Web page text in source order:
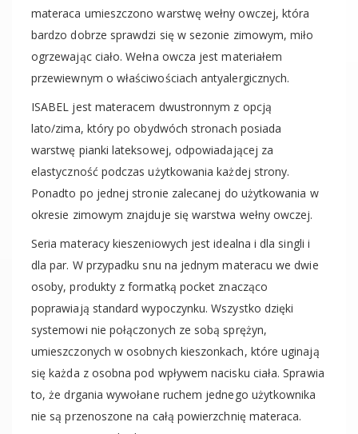
materaca umieszczono warstwę wełny owczej, która
bardzo dobrze sprawdzi się w sezonie zimowym, miło
ogrzewając ciało. Wełna owcza jest materiałem
przewiewnym o właściwościach antyalergicznych.
ISABEL jest materacem dwustronnym z opcją
lato/zima, który po obydwóch stronach posiada
warstwę pianki lateksowej, odpowiadającej za
elastyczność podczas użytkowania każdej strony.
Ponadto po jednej stronie zalecanej do użytkowania w
okresie zimowym znajduje się warstwa wełny owczej.
Seria materacy kieszeniowych jest idealna i dla singli i
dla par. W przypadku snu na jednym materacu we dwie
osoby, produkty z formatką pocket znacząco
poprawiają standard wypoczynku. Wszystko dzięki
systemowi nie połączonych ze sobą sprężyn,
umieszczonych w osobnych kieszonkach, które uginają
się każda z osobna pod wpływem nacisku ciała. Sprawia
to, że drgania wywołane ruchem jednego użytkownika
nie są przenoszone na całą powierzchnię materaca.